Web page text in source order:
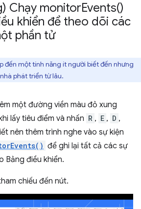
Chạy monitorEvents()
khiển để theo dõi các
phần tử
đến một tính năng ít người biết đến nhưng
phát triển từ lâu.
một đường viền màu đỏ xung
lấy tiêu điểm và nhấn R , E , D ,
nên thêm trình nghe vào sự kiện
để ghi lại tất cả các sự
Bảng điều khiển.
chiếu đến nút.